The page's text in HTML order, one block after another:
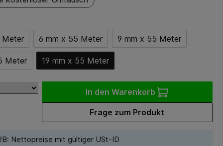
Meter
6 mm x 55 Meter 9 mm x 55 Meter
Meter 19 mm x 55 Meter
In den Warenkorb
Frage zum Produkt
Nettopreise mit gültiger USt-ID